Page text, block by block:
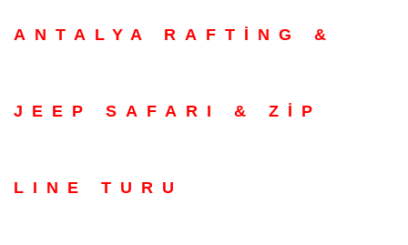
ANTALYA RAFTİNG &
JEEP SAFARI & ZİP
LINE TURU